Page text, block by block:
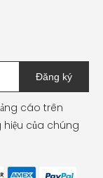
Đăng ký
cáo trên
của chúng